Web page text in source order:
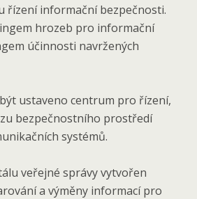
řízení informační bezpečnosti.
hrozeb pro informační
účinnosti navržených
ustaveno centrum pro řízení,
bezpečnostního prostředí
systémů.
veřejné správy vytvořen
a výměny informací pro